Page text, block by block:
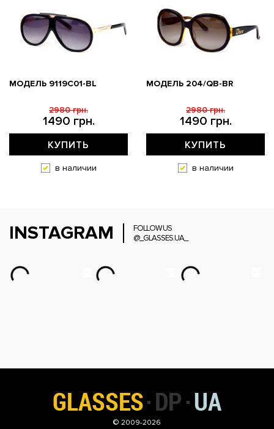
МОДЕЛЬ 9119С01-BL
1490 грн.
2980 грн.
КУПИТЬ
в наличии
МОДЕЛЬ 204/QB-BR
1490 грн.
2980 грн.
КУПИТЬ
в наличии
INSTAGRAM
FOLLOW US
@_GLASSES.UA_
© 2009-2026